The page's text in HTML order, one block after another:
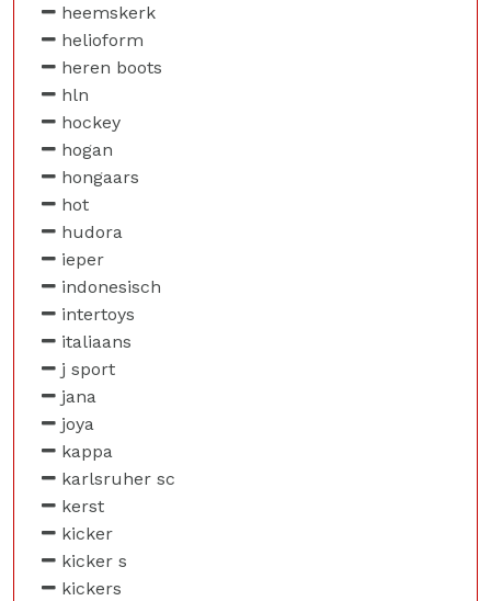
heemskerk
helioform
heren boots
hln
hockey
hogan
hongaars
hot
hudora
ieper
indonesisch
intertoys
italiaans
j sport
jana
joya
kappa
karlsruher sc
kerst
kicker
kicker s
kickers